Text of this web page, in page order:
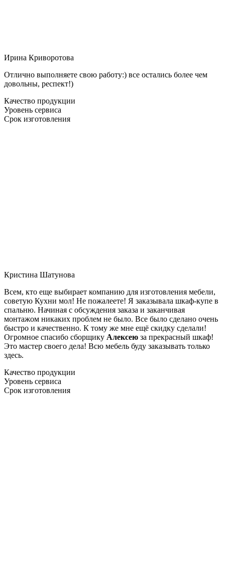
Ирина Криворотова
Отлично выполняете свою работу:) все остались более чем
довольны, респект!)
Качество продукции
Уровень сервиса
Срок изготовления
Кристина Шатунова
Всем, кто еще выбирает компанию для изготовления мебели,
советую Кухни мол! Не пожалеете! Я заказывала шкаф-купе в
спальню. Начиная с обсуждения заказа и заканчивая
монтажом никаких проблем не было. Все было сделано очень
быстро и качественно. К тому же мне ещё скидку сделали!
Огромное спасибо сборщику Алексею за прекрасный шкаф!
Это мастер своего дела! Всю мебель буду заказывать только
здесь.
Качество продукции
Уровень сервиса
Срок изготовления